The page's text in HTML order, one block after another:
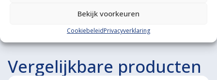
Bekijk voorkeuren
CookiebeleidPrivacyverklaring
Vergelijkbare producten